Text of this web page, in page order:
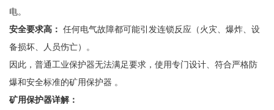
电。
安全要求高： 任何电气故障都可能引发连锁反应（火灾、爆炸、设
备损坏、人员伤亡）。
因此，普通工业保护器无法满足要求，使用专门设计、符合严格防
爆和安全标准的矿用保护器 。
矿用保护器详解：